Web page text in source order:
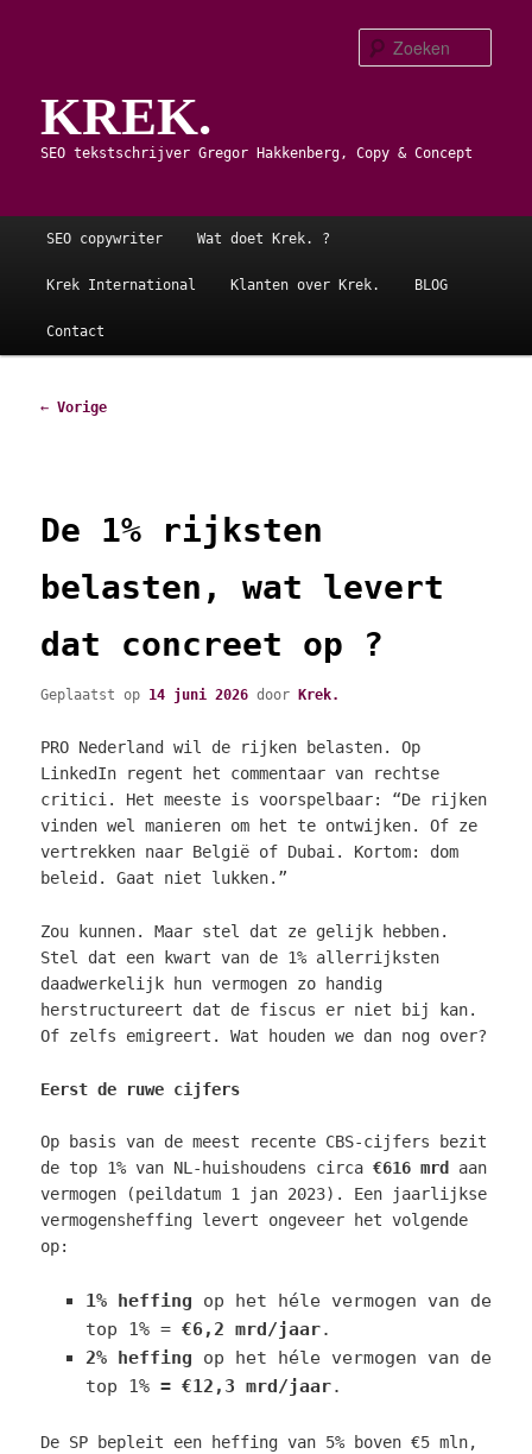
primaire
inhoudKREK.
SEO tekstschrijver Gregor Hakkenberg, Copy & Concept
Hoofdmenu
SEO copywriter Wat doet Krek. ?
Krek International Klanten over Krek. BLOG
Contact
Bericht
← Vorige
De 1% rijksten
belasten, wat levert
dat concreet op ?
Geplaatst op 14 juni 2026 doorKrek.
PRO Nederland wil de rijken belasten. Op
LinkedIn regent het commentaar van rechtse
critici. Het meeste is voorspelbaar: “De rijken
vinden wel manieren om het te ontwijken. Of ze
vertrekken naar België of Dubai. Kortom: dom
beleid. Gaat niet lukken.”
Zou kunnen. Maar stel dat ze gelijk hebben.
Stel dat een kwart van de 1% allerrijksten
daadwerkelijk hun vermogen zo handig
herstructureert dat de fiscus er niet bij kan.
Of zelfs emigreert. Wat houden we dan nog over?
Eerst de ruwe cijfers
Op basis van de meest recente CBS-cijfers bezit
de top 1% van NL-huishoudens circa€616 mrd
aan
vermogen (peildatum 1 jan 2023). Een jaarlijkse
vermogensheffing levert ongeveer het volgende
op:
1% heffing op het héle vermogen van de
top 1% = €6,2 mrd/jaar.
2% heffing op het héle vermogen van de
top 1%= €12,3 mrd/jaar.
De SP bepleit een heffing van 5% boven €5 mln,